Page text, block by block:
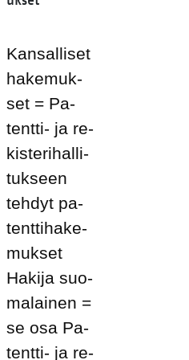
Kan­sal­li­set
ha­ke­muk­
set = Pa­
tent­ti- ja re­
kis­te­ri­hal­li­
tuk­seen
teh­dyt pa­
tent­ti­ha­ke­
muk­set
Ha­ki­ja suo­
ma­lai­nen =
se osa Pa­
tent­ti- ja re­